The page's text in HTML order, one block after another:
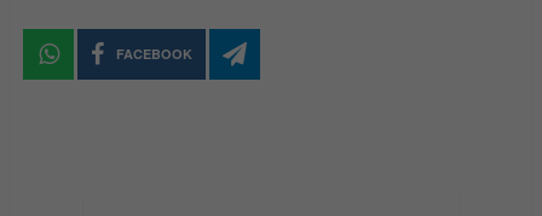
FACEBOOK